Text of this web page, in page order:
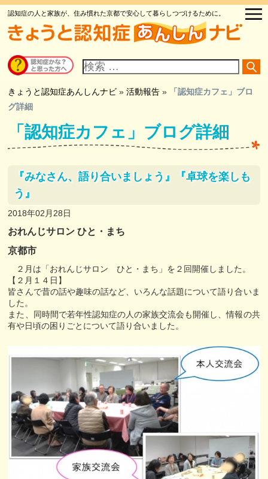
認知症の人と家族が、住み慣れた京都で安心して暮らしつづけるために。
イ
ト
検
索
きょうと認知症あんしんナビ »活動報告 »
「認知症カフェ」ブロ
グ詳細
「認知症カフェ」ブログ詳細
『みなさん、語り合いましょう』『卓球を楽しも
う』
2018年02月28日
おれんじサロン ひと・まち
京都市
２月は「おれんじサロン ひと・まち」を２回開催しました。
【２月１４日】
皆さんで昔の話や趣味の話など、いろんな話題について語り合いま
した。
また、同時間で若年性認知症の人の家族交流会も開催し、情報の共
有や日頃の困りごとについて語り合いました。